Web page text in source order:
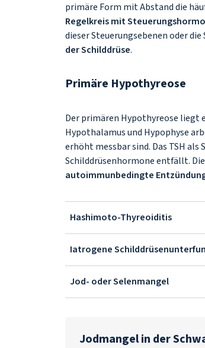
primäre Form mit Abstand die
Regelkreis mit
dieser Steuerungsebenen oder
der Schilddrüse.
Primäre Hypothyreose
Der primären Hypothyreose liegt
Hypothalamus und Hypophyse
erhöht messbar sind. Das TSH
Schilddrüsenhormone entfällt.
autoimmunbedingte
Hashimoto-Thyreoiditis
Iatrogene
Jod- oder Selenmangel
Jodmangel in der